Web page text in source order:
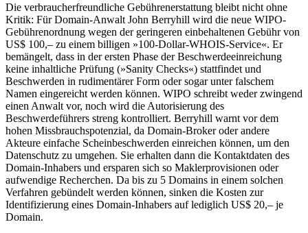
Die verbraucherfreundliche Gebührenerstattung bleibt nicht ohne
Kritik: Für Domain-Anwalt John Berryhill wird die neue WIPO-
Gebührenordnung wegen der geringeren einbehaltenen Gebühr von
US$ 100,– zu einem billigen »100-Dollar-WHOIS-Service«. Er
bemängelt, dass in der ersten Phase der Beschwerdeeinreichung
keine inhaltliche Prüfung (»Sanity Checks«) stattfindet und
Beschwerden in rudimentärer Form oder sogar unter falschem
Namen eingereicht werden können. WIPO schreibt weder zwingend
einen Anwalt vor, noch wird die Autorisierung des
Beschwerdeführers streng kontrolliert. Berryhill warnt vor dem
hohen Missbrauchspotenzial, da Domain-Broker oder andere
Akteure einfache Scheinbeschwerden einreichen können, um den
Datenschutz zu umgehen. Sie erhalten dann die Kontaktdaten des
Domain-Inhabers und ersparen sich so Maklerprovisionen oder
aufwendige Recherchen. Da bis zu 5 Domains in einem solchen
Verfahren gebündelt werden können, sinken die Kosten zur
Identifizierung eines Domain-Inhabers auf lediglich US$ 20,– je
Domain.